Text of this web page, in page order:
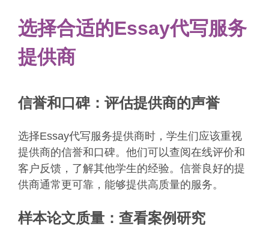
选择合适的Essay代写服务
提供商
信誉和口碑：评估提供商的声誉
选择Essay代写服务提供商时，学生们应该重视
提供商的信誉和口碑。他们可以查阅在线评价和
客户反馈，了解其他学生的经验。信誉良好的提
供商通常更可靠，能够提供高质量的服务。
样本论文质量：查看案例研究